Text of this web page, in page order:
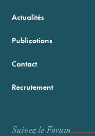
Actualités
Publications
Contact
Recrutement
Suivez le Forum